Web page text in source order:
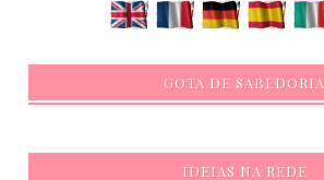
GOTA DE SABEDORIA
IDEIAS NA REDE